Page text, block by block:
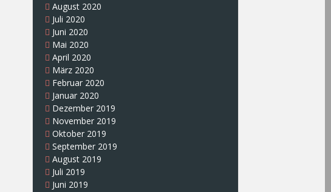
August 2020
Juli 2020
Juni 2020
Mai 2020
April 2020
März 2020
Februar 2020
Januar 2020
Dezember 2019
November 2019
Oktober 2019
September 2019
August 2019
Juli 2019
Juni 2019